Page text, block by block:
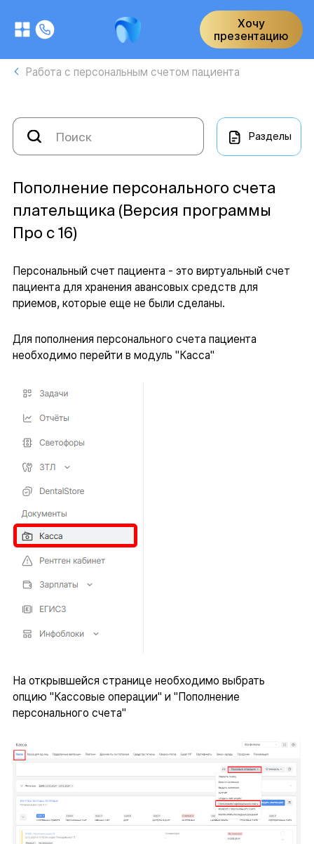
Хочу
презентацию
Работа с персональным счетом пациента
Разделы
Пополнение персонального счета
плательщика (Версия программы
Про с 16)
Персональный счет пациента - это виртуальный счет
пациента для хранения авансовых средств для
приемов, которые еще не были сделаны.
Для пополнения персонального счета пациента
необходимо перейти в модуль "Касса"
На открывшейся странице необходимо выбрать
опцию "Кассовые операции" и "Пополнение
персонального счета"